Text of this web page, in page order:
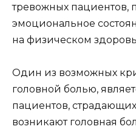
тревожных пациентов,
эмоциональное
на физическом
Один из возможных
головной болью,
пациентов,
возникают головная